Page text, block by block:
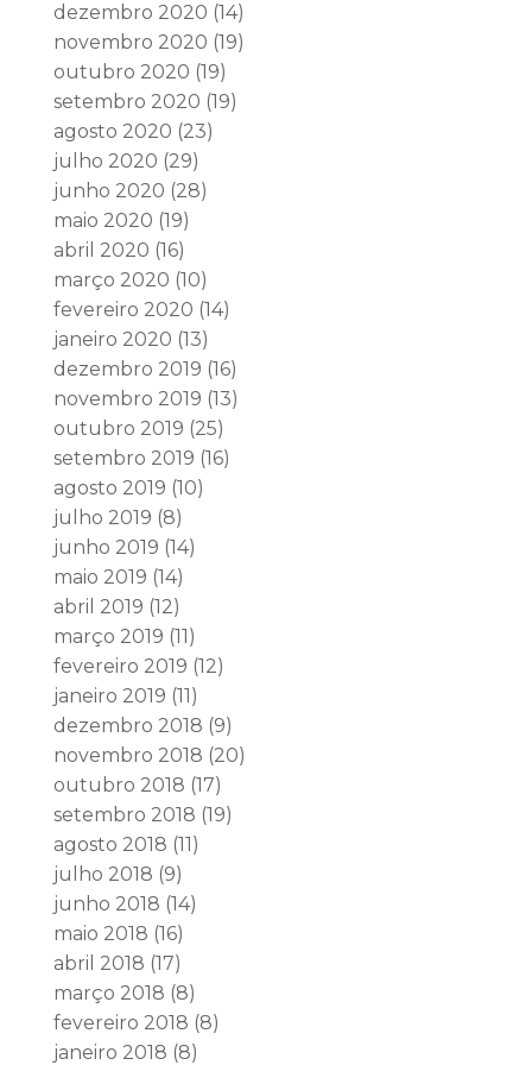
dezembro 2020 (14)
novembro 2020 (19)
outubro 2020 (19)
setembro 2020 (19)
agosto 2020 (23)
julho 2020 (29)
junho 2020 (28)
maio 2020 (19)
abril 2020 (16)
março 2020 (10)
fevereiro 2020 (14)
janeiro 2020 (13)
dezembro 2019 (16)
novembro 2019 (13)
outubro 2019 (25)
setembro 2019 (16)
agosto 2019 (10)
julho 2019 (8)
junho 2019 (14)
maio 2019 (14)
abril 2019 (12)
março 2019 (11)
fevereiro 2019 (12)
janeiro 2019 (11)
dezembro 2018 (9)
novembro 2018 (20)
outubro 2018 (17)
setembro 2018 (19)
agosto 2018 (11)
julho 2018 (9)
junho 2018 (14)
maio 2018 (16)
abril 2018 (17)
março 2018 (8)
fevereiro 2018 (8)
janeiro 2018 (8)